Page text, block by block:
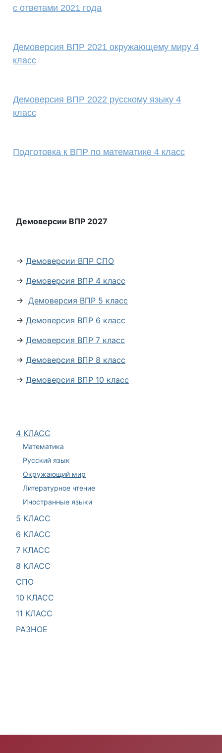
4 КЛАСС
Математика
Русский язык
Окружающий мир
Литературное чтение
Иностранные языки
5 КЛАСС
6 КЛАСС
7 КЛАСС
8 КЛАСС
СПО
10 КЛАСС
11 КЛАСС
РАЗНОЕ
с ответами 2021 года
Демоверсия ВПР 2021 окружающему миру 4
класс
Демоверсия ВПР 2022 русскому языку 4
класс
Подготовка к ВПР по математике 4 класс
Демоверсии ВПР 2027
→ Демоверсии ВПР СПО
→ Демоверсия ВПР 4 класс
→ Демоверсия ВПР 5 класс
→ Демоверсия ВПР 6 класс
→ Демоверсия ВПР 7 класс
→ Демоверсия ВПР 8 класс
→ Демоверсия ВПР 10 класс